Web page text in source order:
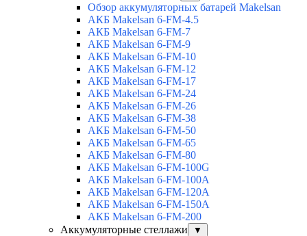
Обзор аккумуляторных батарей Makelsan
АКБ Makelsan 6-FM-4.5
АКБ Makelsan 6-FM-7
АКБ Makelsan 6-FM-9
АКБ Makelsan 6-FM-10
АКБ Makelsan 6-FM-12
АКБ Makelsan 6-FM-17
АКБ Makelsan 6-FM-24
АКБ Makelsan 6-FM-26
АКБ Makelsan 6-FM-38
АКБ Makelsan 6-FM-50
АКБ Makelsan 6-FM-65
АКБ Makelsan 6-FM-80
АКБ Makelsan 6-FM-100G
АКБ Makelsan 6-FM-100A
АКБ Makelsan 6-FM-120A
АКБ Makelsan 6-FM-150A
АКБ Makelsan 6-FM-200
Аккумуляторные стеллажи
▼